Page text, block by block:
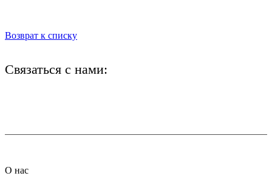
Возврат к списку
Связаться с нами:
О нас